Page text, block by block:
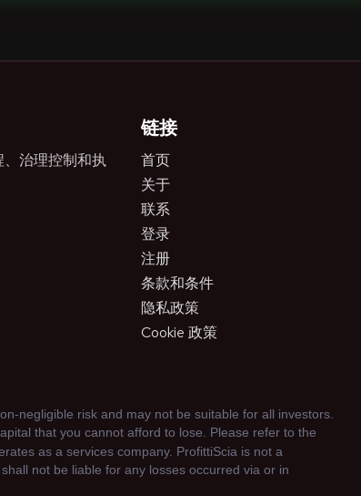
治理控制和执
链接
首页
关于
联系
登录
注册
条款和条件
隐私政策
Cookie 政策